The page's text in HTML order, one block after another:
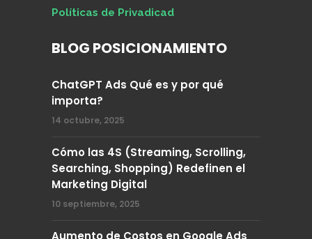
Políticas de Privadicad
BLOG POSICIONAMIENTO
ChatGPT Ads Qué es y por qué
importa?
14 octubre, 2025
Cómo las 4S (Streaming, Scrolling,
Searching, Shopping) Redefinen el
Marketing Digital
10 septiembre, 2025